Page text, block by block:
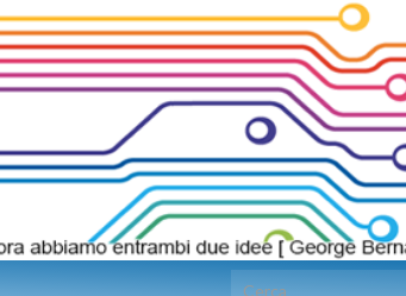
Search for: